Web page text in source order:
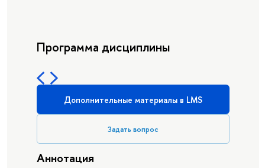
Программа дисциплины
Дополнительные материалы в LMS
Задать вопрос
Аннотация